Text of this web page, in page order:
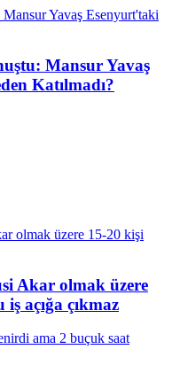
Mansur Yavaş
Katılmadı?
Akar olmak üzere
açığa çıkmaz